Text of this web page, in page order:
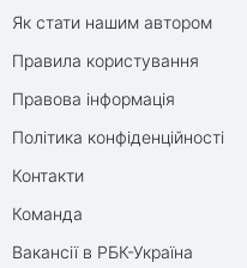
Як стати нашим автором
Правила користування
Правова інформація
Політика конфіденційності
Контакти
Команда
Вакансії в РБК-Україна